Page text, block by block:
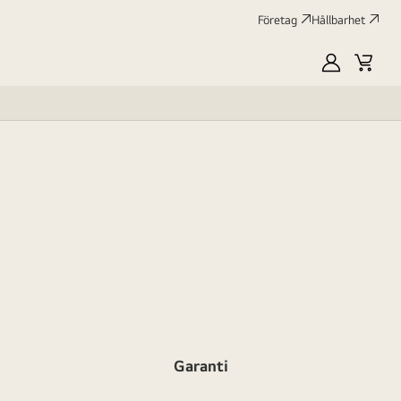
Företag Hållbarhet
MyLG
Garanti